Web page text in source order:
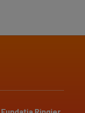
Fundația Ringier